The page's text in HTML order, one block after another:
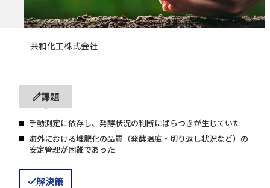
共和化工株式会社
課題
手動測定に依存し、発酵状況の判断にばらつきが生じていた
海外における堆肥化の品質（発酵温度・切り返し状況など）の
安定管理が困難であった
解決策